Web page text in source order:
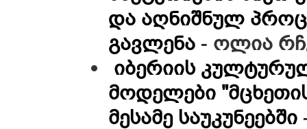
და აღნიშნულ
გავლენა - ოლია
იბერიის
მოდელები
მესამე საუკუნეებში